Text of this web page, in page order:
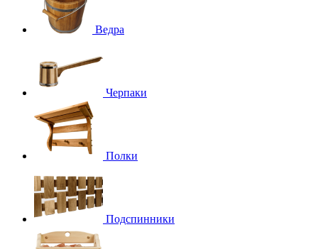
Ведра
Черпаки
Полки
Подспинники